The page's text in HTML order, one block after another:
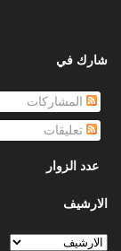
شارك في
المشاركات
تعليقات
عدد الزوار
الارشيف